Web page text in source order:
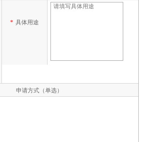
* 具体用途
申请方式（单选）